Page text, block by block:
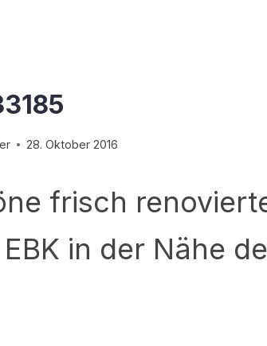
28. Oktober 2016
frisch
in der Nähe